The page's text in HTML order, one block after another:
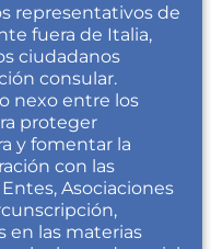
representativos de
fuera de Italia,
ciudadanos
consular.
nexo entre los
proteger
y fomentar la
con las
Asociaciones
en las materias